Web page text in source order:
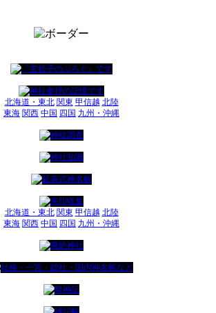
北海道・東北 関東 甲信越 北陸
東海 関西 中国 四国 九州・沖縄
北海道・東北 関東 甲信越 北陸
東海 関西 中国 四国 九州・沖縄